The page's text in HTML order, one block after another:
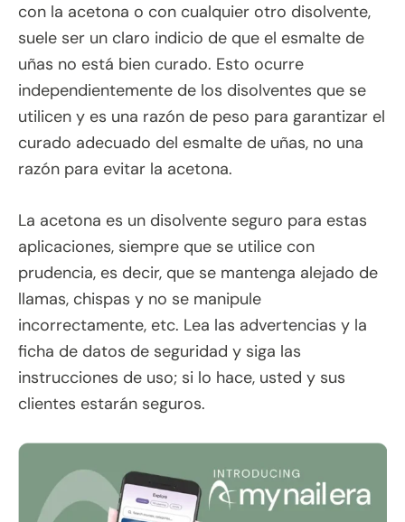
con la acetona o con cualquier otro disolvente,
suele ser un claro indicio de que el esmalte de
uñas no está bien curado. Esto ocurre
independientemente de los disolventes que se
utilicen y es una razón de peso para garantizar el
curado adecuado del esmalte de uñas, no una
razón para evitar la acetona.
La acetona es un disolvente seguro para estas
aplicaciones, siempre que se utilice con
prudencia, es decir, que se mantenga alejado de
llamas, chispas y no se manipule
incorrectamente, etc. Lea las advertencias y la
ficha de datos de seguridad y siga las
instrucciones de uso; si lo hace, usted y sus
clientes estarán seguros.